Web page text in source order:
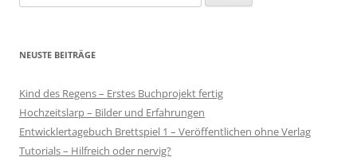
nach:
NEUSTE BEITRÄGE
Kind des Regens – Erstes Buchprojekt fertig
Hochzeitslarp – Bilder und Erfahrungen
Entwicklertagebuch Brettspiel 1 – Veröffentlichen ohne Verlag
Tutorials – Hilfreich oder nervig?